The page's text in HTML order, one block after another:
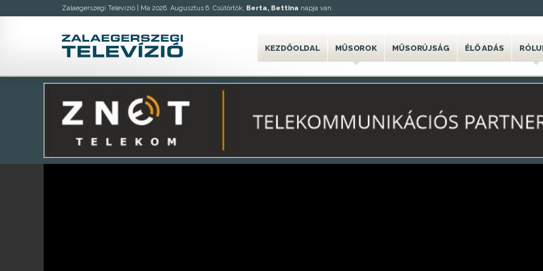
Zalaegerszegi Televízió | Ma 2026. Augusztus 6. Csütörtök, Berta, Bettina napja van.
KEZDŐOLDAL MŰSOROK MŰSORÚJSÁG ÉLŐ ADÁS